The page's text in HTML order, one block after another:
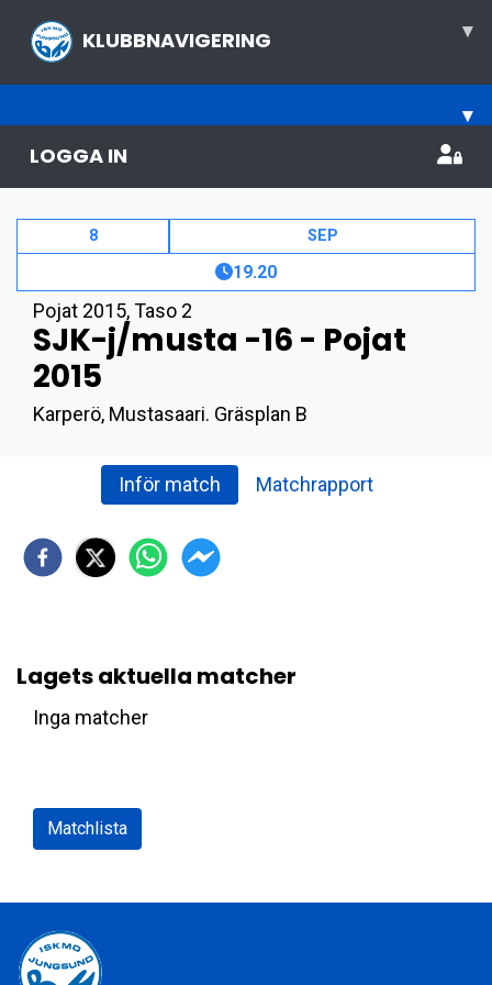
KLUBBNAVIGERING ▾
▾
LOGGA IN
8 SEP
19.20
Pojat 2015,Taso 2
SJK-j/musta -16 - Pojat
2015
Karperö, Mustasaari. Gräsplan B
Inför match Matchrapport
Lagets aktuella matcher
Inga matcher
Matchlista